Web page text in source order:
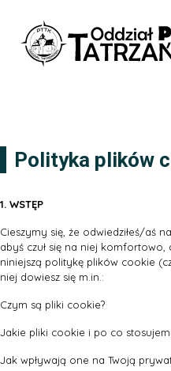
Polityka plików
1. WSTĘP
Cieszymy się, że odwiedziłeś/aś
abyś czuł się na niej
niniejszą politykę plików cookie
niej dowiesz się m.in.:
Czym są pliki cookie?
Jakie pliki cookie i po co
Jak wpływają one na Twoją